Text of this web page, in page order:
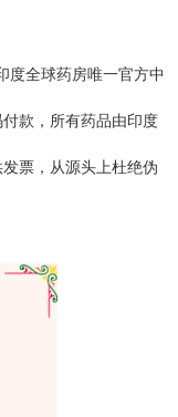
度全球药房唯一官方中
款，所有药品由印度
票，从源头上杜绝伪